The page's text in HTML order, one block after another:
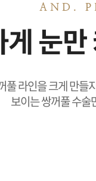
AND.
눈
풀 라인을 크게 만들
보이는 쌍꺼풀 수술